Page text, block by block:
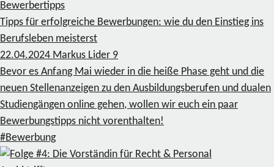
Bewerbertipps
Tipps für erfolgreiche Bewerbungen: wie du den Einstieg ins
Berufsleben meisterst
22.04.2024 Markus Lider 9
Bevor es Anfang Mai wieder in die heiße Phase geht und die
neuen Stellenanzeigen zu den Ausbildungsberufen und dualen
Studiengängen online gehen, wollen wir euch ein paar
Bewerbungstipps nicht vorenthalten!
#Bewerbung